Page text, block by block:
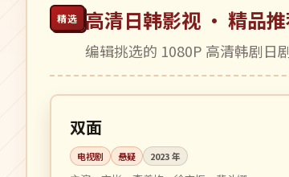
精选 高清日韩影视 · 精品
编辑挑选的 1080P 高清韩剧日
韩国
双面
电视剧 悬疑 2023年